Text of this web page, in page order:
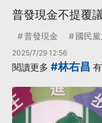
普發現金不提覆
普發現金 國民
2025/7/29 12:56
閱讀更多 #林右昌